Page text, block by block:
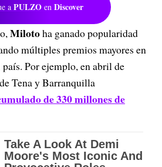
a PULZO en Discover
Milotoha ganado popularidad
múltiples premios mayores en
Por ejemplo, en abril de
Tena y Barranquilla
de 330 millones de